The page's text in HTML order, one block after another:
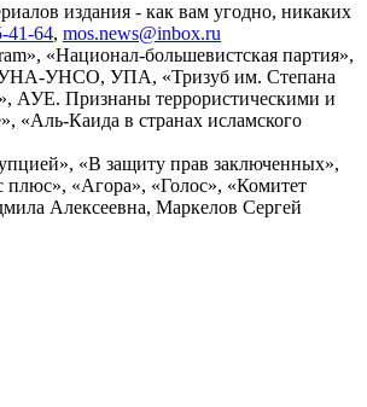
издания - как вам угодно, никаких
41-64, mos.news@inbox.ru
«Национал-большевистская партия»,
УНА-УНСО, УПА, «Тризуб им. Степана
АУЕ. Признаны террористическими и
«Аль-Каида в странах исламского
«В защиту прав заключенных»,
«Агора», «Голос», «Комитет
Алексеевна, Маркелов Сергей